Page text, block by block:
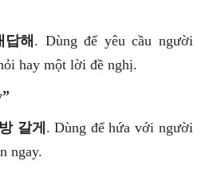
답해 . Dùng để yêu cầu người
hay một lời đề nghị.
갈게 . Dùng để hứa với người
ngay.